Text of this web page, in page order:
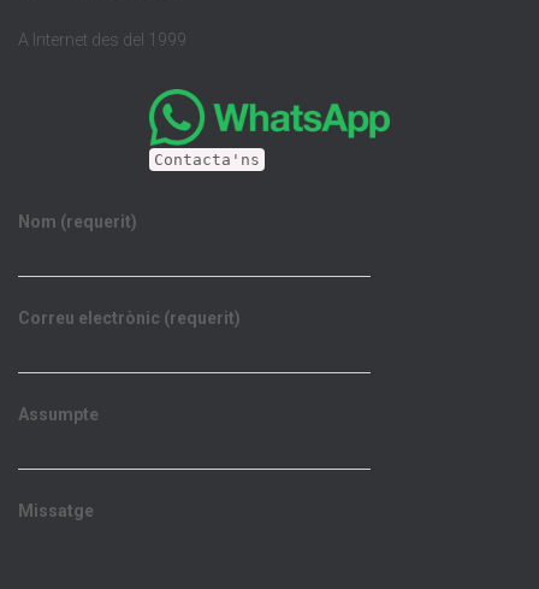
A Internet des del 1999
Contacta'ns
Nom (requerit)
Correu electrònic (requerit)
Assumpte
Missatge